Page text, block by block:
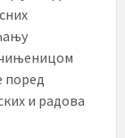
поред
и радова